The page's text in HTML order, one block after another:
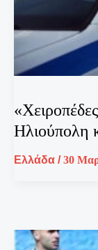
Ηλιούπολη
Ελλάδα /30